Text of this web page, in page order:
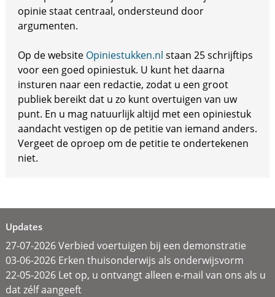
opinie staat centraal, ondersteund door
argumenten.
Op de website Opiniestukken.nl staan 25 schrijftips
voor een goed opiniestuk. U kunt het daarna
insturen naar een redactie, zodat u een groot
publiek bereikt dat u zo kunt overtuigen van uw
punt. En u mag natuurlijk altijd met een opiniestuk
aandacht vestigen op de petitie van iemand anders.
Vergeet de oproep om de petitie te ondertekenen
niet.
Updates
27-07-2026 Verbied voertuigen bij een demonstratie
03-06-2026 Erken thuisonderwijs als onderwijsvorm
22-05-2026 Let op, u ontvangt alleen e-mail van ons als u
dat zélf aangeeft